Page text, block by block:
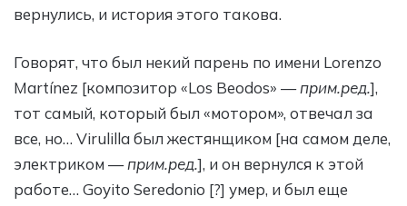
вернулись, и история этого такова.
Говорят, что был некий парень по имени Lorenzo
Martínez [композитор «Los Beodos» —прим.ред.],
тот самый, который был «мотором», отвечал за
все, но… Virulilla был жестянщиком [на самом деле,
электриком —прим.ред.], и он вернулся к этой
работе… Goyito Seredonio [?] умер, и был еще